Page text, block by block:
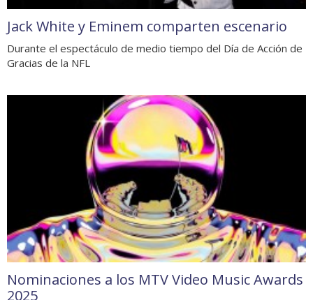
Jack White y Eminem comparten escenario
Durante el espectáculo de medio tiempo del Día de Acción de
Gracias de la NFL
Nominaciones a los MTV Video Music Awards
2025